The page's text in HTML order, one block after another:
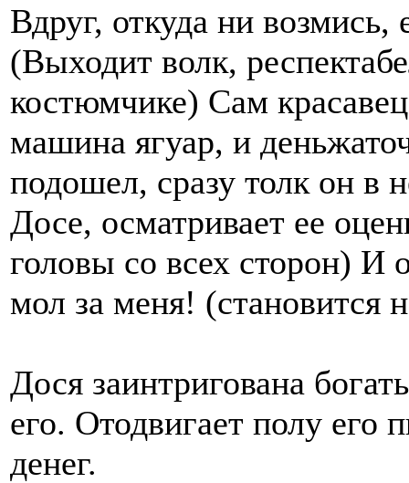
Вдруг, откуда ни
(Выходит волк,
костюмчике) Сам
машина ягуар, и
подошел, сразу толк он в
Досе, осматривает ее
головы со всех сторон) И
мол за меня! (становится
Дося заинтригована
его. Отодвигает полу его
денег.